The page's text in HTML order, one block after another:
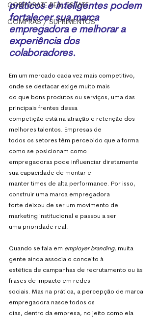
CORPORATE REAL ESTATE
COMPRAS / SUPRIMENTOS
práticos e inteligentes podem
fortalecer sua marca
empregadora e melhorar a
experiência dos
colaboradores.
Em um mercado cada vez mais competitivo,
onde se destacar exige muito mais
do que bons produtos ou serviços, uma das
principais frentes dessa
competição está na atração e retenção dos
melhores talentos. Empresas de
todos os setores têm percebido que a forma
como se posicionam como
empregadoras pode influenciar diretamente
sua capacidade de montar e
manter times de alta performance. Por isso,
construir uma marca empregadora
forte deixou de ser um movimento de
marketing institucional e passou a ser
uma prioridade real.
Quando se fala em employer branding, muita
gente ainda associa o conceito à
estética de campanhas de recrutamento ou às
frases de impacto em redes
sociais. Mas na prática, a percepção de marca
empregadora nasce todos os
dias, dentro da empresa, no jeito como ela